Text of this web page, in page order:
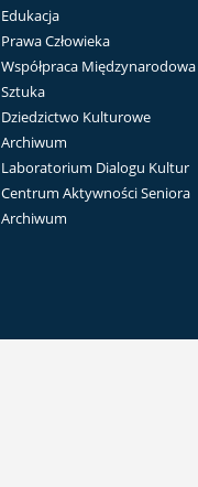
Edukacja
Prawa Człowieka
Współpraca Międzynarodowa
Sztuka
Dziedzictwo Kulturowe
Archiwum
Laboratorium Dialogu Kultur
Centrum Aktywności Seniora
Archiwum